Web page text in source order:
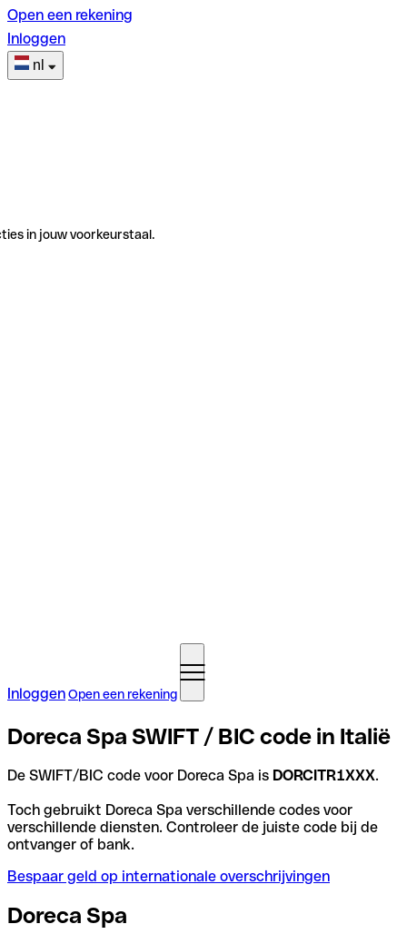
Open een rekening
Inloggen
nl
in jouw voorkeurstaal.
InloggenOpen een rekening
Doreca Spa SWIFT / BIC code in Italië
De SWIFT/BIC code voor Doreca Spa is DORCITR1XXX.
Toch gebruikt Doreca Spa verschillende codes voor
verschillende diensten. Controleer de juiste code bij de
ontvanger of bank.
Bespaar geld op internationale overschrijvingen
Doreca Spa